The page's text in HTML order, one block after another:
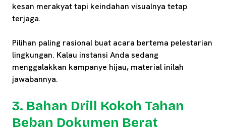
kesan merakyat tapi keindahan visualnya tetap
terjaga.
Pilihan paling rasional buat acara bertema pelestarian
lingkungan. Kalau instansi Anda sedang
menggalakkan kampanye hijau, material inilah
jawabannya.
3. Bahan Drill Kokoh Tahan
Beban Dokumen Berat